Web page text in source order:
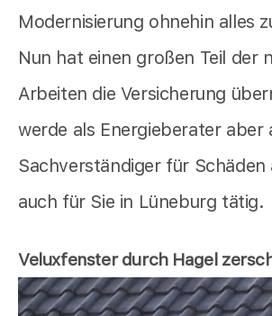
Modernisierung ohnehin alles
Nun hat einen großen Teil der
Arbeiten die Versicherung
werde als Energieberater aber
Sachverständiger für Schäden
auch für Sie in Lüneburg tätig.
Veluxfenster durch Hagel